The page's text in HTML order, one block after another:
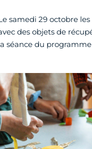
samedi 29 octobre
des objets de
séance du programme